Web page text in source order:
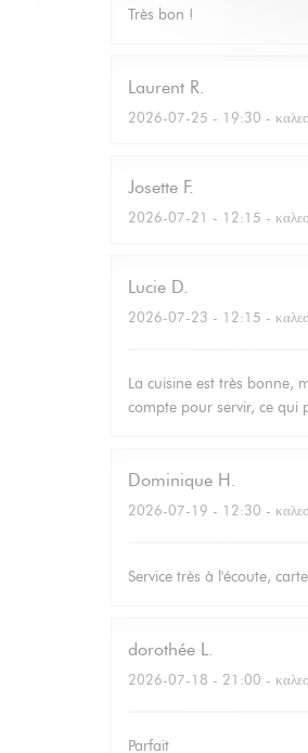
Très bon !
Laurent R
2026-07-25 - 19:30 -
Josette F
2026-07-21 - 12:15 -
Lucie D
2026-07-23 - 12:15 -
La cuisine est très bonne,
compte pour servir, ce qui
Dominique H
2026-07-19 - 12:30 -
Service très à l'écoute,
dorothée L
2026-07-18 - 21:00 -
Parfait